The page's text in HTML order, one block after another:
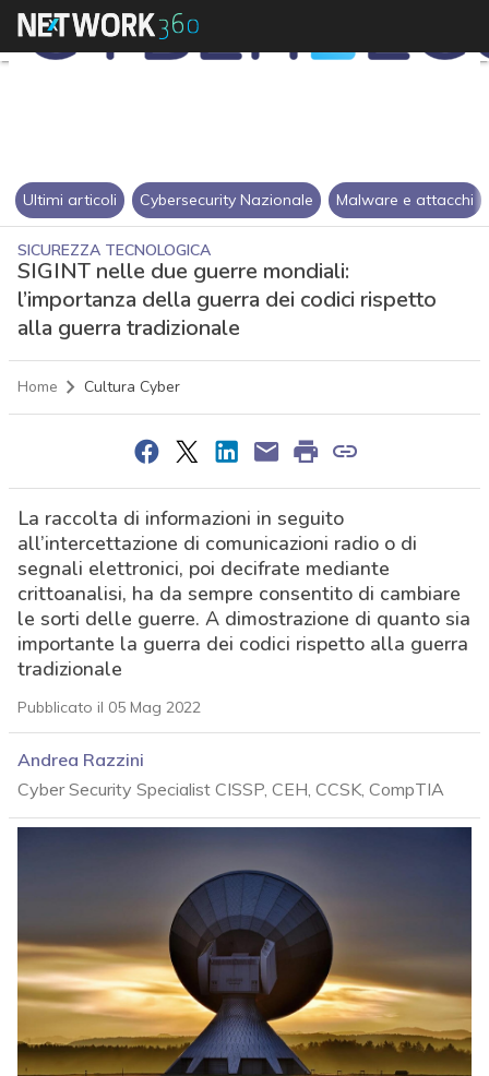
Ultimi articoli Cybersecurity Nazionale Malware e attacchi
SICUREZZA TECNOLOGICA
SIGINT nelle due guerre mondiali:
l’importanza della guerra dei codici rispetto
alla guerra tradizionale
Home Cultura Cyber
La raccolta di informazioni in seguito
all’intercettazione di comunicazioni radio o di
segnali elettronici, poi decifrate mediante
crittoanalisi, ha da sempre consentito di cambiare
le sorti delle guerre. A dimostrazione di quanto sia
importante la guerra dei codici rispetto alla guerra
tradizionale
Pubblicato il 05 Mag 2022
Andrea Razzini
Cyber Security Specialist CISSP, CEH, CCSK, CompTIA